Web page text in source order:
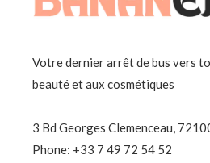
Votre dernier arrêt de bus vers
beauté et aux cosmétiques
3 Bd Georges Clemenceau,
Phone: +33 7 49 72 54 52